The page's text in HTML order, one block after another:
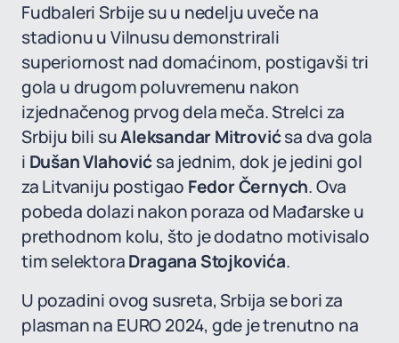
Fudbaleri Srbije su u nedelju uveče na
stadionu u Vilnusu demonstrirali
superiornost nad domaćinom, postigavši tri
gola u drugom poluvremenu nakon
izjednačenog prvog dela meča. Strelci za
Srbiju bili suAleksandar Mitrovićsa dva gola
i Dušan Vlahovićsa jednim, dok je jedini gol
za Litvaniju postigao Fedor Černych. Ova
pobeda dolazi nakon poraza od Mađarske u
prethodnom kolu, što je dodatno motivisalo
tim selektoraDragana Stojkovića.
U pozadini ovog susreta, Srbija se bori za
plasman na EURO 2024, gde je trenutno na